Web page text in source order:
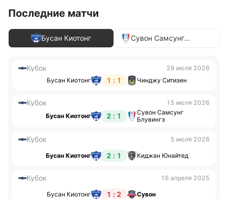
Последние матчи
Бусан Киотонг
Сувон Самсунг
Кубок
29 июля 2026
Бусан Киотонг
1 : 1 Чинджу Ситизен
Кубок
15 июля 2026
Бусан Киотонг
2 : 1
Сувон Самсунг
Блувингз
Кубок 5 июля 2026
Бусан Киотонг 2 : 1 Киджан Юнайтед
Кубок 16 апреля 2025
Бусан Киотонг 1 : 2 Сувон